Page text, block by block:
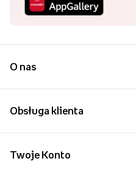
O nas
Obsługa klienta
Twoje Konto